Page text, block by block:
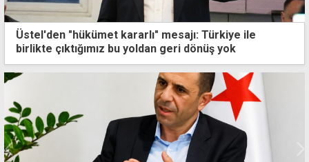
Üstel'den "hükümet kararlı" mesajı: Türkiye ile
birlikte çıktığımız bu yoldan geri dönüş yok